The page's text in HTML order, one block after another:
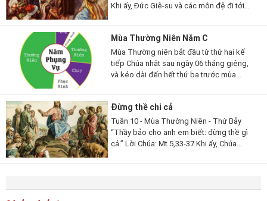
Khi ấy, Đức Giê-su và các môn đệ đi tới
ông và làm phép rửa. Còn...
Mùa Thường Niên Năm C
Mùa Thường niên bắt đầu từ thứ hai kế
tiếp Chúa nhật sau ngày 06 tháng giêng,
và kéo dài đến hết thứ ba trước mùa
nhật lễ Hiện xuống và...
Đừng thề chi cả
Tuần 10 - Mùa Thường Niên - Thứ Bảy
“Thầy bảo cho anh em biết: đừng thề gì
cả.” Lời Chúa: Mt 5,33-37 Khi ấy, Chúa
con lại còn nghe dạy người...